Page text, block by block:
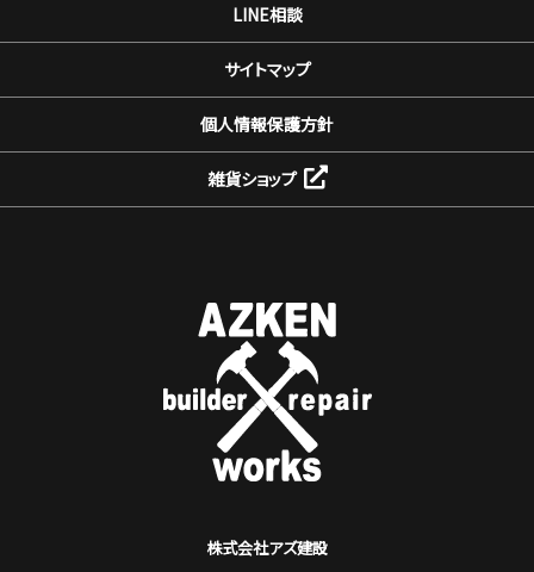
LINE相談
サイトマップ
個人情報保護方針
雑貨ショップ
株式会社アズ建設